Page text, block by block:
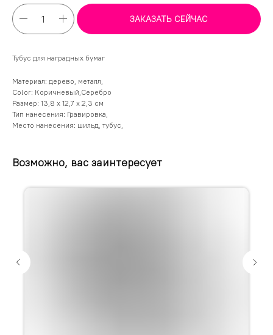
ЗАКАЗАТЬ СЕЙЧАС
Тубус для наградных бумаг
Материал: дерево, металл,
Color: Коричневый,Серебро
Размер: 13,8 х 12,7 х 2,3 см
Тип нанесения: Гравировка,
Место нанесения: шильд, тубус,
Возможно, вас заинтересует